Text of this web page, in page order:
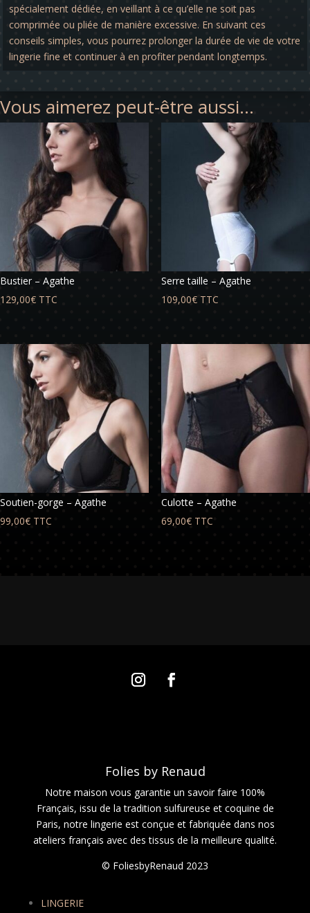
spécialement dédiée, en veillant à ce qu’elle ne soit pas
comprimée ou pliée de manière excessive. En suivant ces
conseils simples, vous pourrez prolonger la durée de vie de votre
lingerie fine et continuer à en profiter pendant longtemps.
Vous aimerez peut-être aussi…
Bustier – Agathe
129,00€ TTC
Serre taille – Agathe
109,00€ TTC
Soutien-gorge – Agathe
99,00€ TTC
Culotte – Agathe
69,00€ TTC
Folies by Renaud
Notre maison vous garantie un savoir faire 100%
Français, issu de la tradition sulfureuse et coquine de
Paris, notre lingerie est conçue et fabriquée dans nos
ateliers français avec des tissus de la meilleure qualité.
© FoliesbyRenaud 2023
LINGERIE